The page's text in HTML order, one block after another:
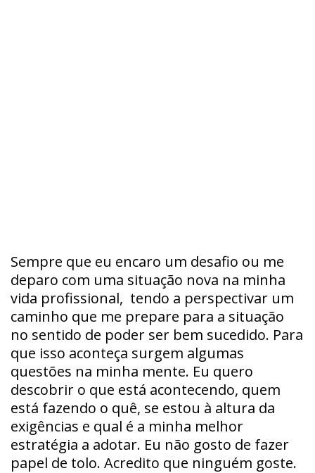
Sempre que eu encaro um desafio ou me
deparo com uma situação nova na minha
vida profissional, tendo a perspectivar um
caminho que me prepare para a situação
no sentido de poder ser bem sucedido. Para
que isso aconteça surgem algumas
questões na minha mente. Eu quero
descobrir o que está acontecendo, quem
está fazendo o quê, se estou à altura da
exigências e qual é a minha melhor
estratégia a adotar. Eu não gosto de fazer
papel de tolo. Acredito que ninguém goste.